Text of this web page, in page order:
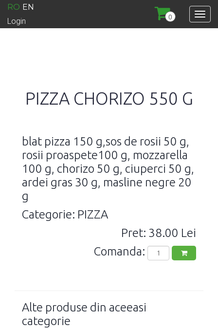
RO EN
Login
0
PIZZA CHORIZO 550 G
blat pizza 150 g,sos de rosii 50 g,
rosii proaspete100 g, mozzarella
100 g, chorizo 50 g, ciuperci 50 g,
ardei gras 30 g, masline negre 20
g
Categorie: PIZZA
Pret: 38.00 Lei
Comanda:
Alte produse din aceeasi
categorie